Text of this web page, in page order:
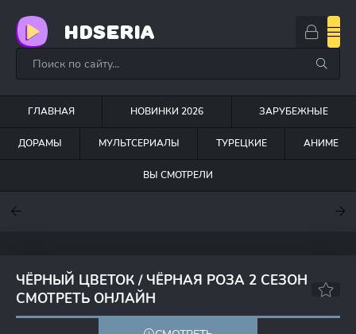
HDSERIA
ГЛАВНАЯ НОВИНКИ 2026 ЗАРУБЕЖНЫЕ
ДОРАМЫ МУЛЬТСЕРИАЛЫ ТУРЕЦКИЕ АНИМЕ
ВЫ СМОТРЕЛИ
ЧЁРНЫЙ ЦВЕТОК / ЧЁРНАЯ РОЗА 2 СЕЗОН
СМОТРЕТЬ ОНЛАЙН
7.2